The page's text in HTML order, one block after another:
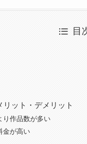
目
ット・デメリット
り作品数が多い
金が高い